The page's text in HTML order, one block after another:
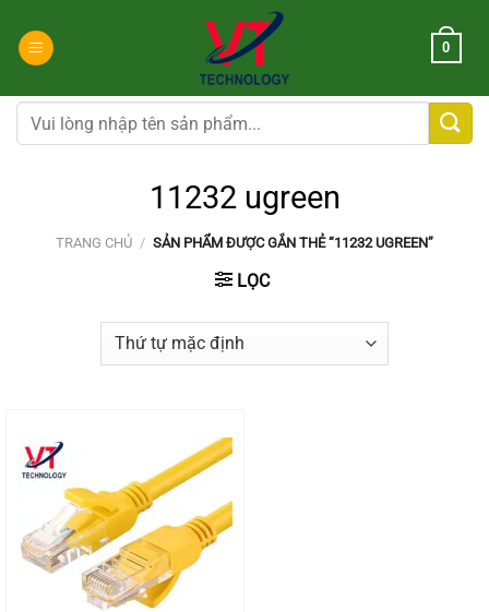
đến
dung
0
Tìm
kiếm:
11232 ugreen
TRANG CHỦ / SẢN PHẨM ĐƯỢC GẮN THẺ “11232 UGREEN”
LỌC